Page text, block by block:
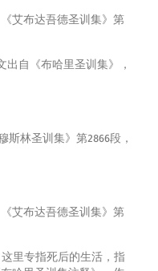
《艾布达吾德圣训集》第
出自《布哈里圣训集》，
斯林圣训集》第2866段，
《艾布达吾德圣训集》第
里专指死后的生活，指